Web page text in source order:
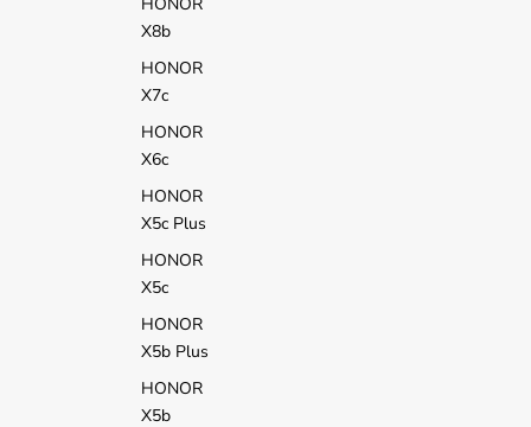
X8b
HONOR
X7c
HONOR
X6c
HONOR
X5c Plus
HONOR
X5c
HONOR
X5b Plus
HONOR
X5b